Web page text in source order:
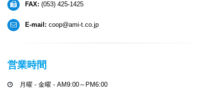
FAX: (053) 425-1425
E-mail: coop@ami-t.co.jp
営業時間
月曜 - 金曜 - AM9:00～PM6:00